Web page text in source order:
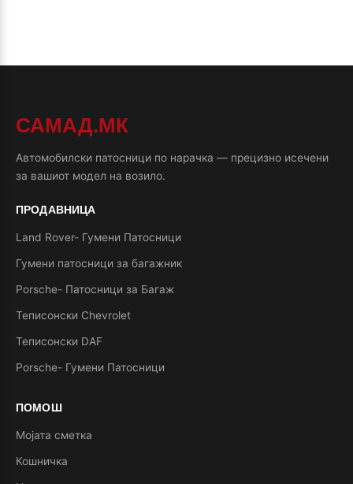
САМАД.МК
Автомобилски патосници по нарачка — прецизно исечени
за вашиот модел на возило.
ПРОДАВНИЦА
Land Rover- Гумени Патосници
Гумени патосници за багажник
Porsche- Патосници за Багаж
Теписонски Chevrolet
Теписонски DAF
Porsche- Гумени Патосници
ПОМОШ
Мојата сметка
Кошничка